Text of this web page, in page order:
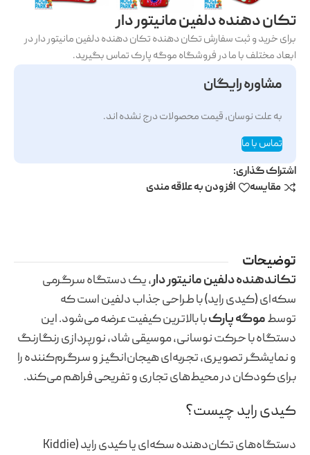
تکان دهنده دلفین مانیتور دار
برای خرید و ثبت سفارش تکان دهنده تکان دهنده دلفین مانیتور دار در
ابعاد مختلف با ما در فروشگاه موگه پارک تماس بگیرید.
مشاوره رایگان
به علت نوسان، قیمت محصولات درج نشده اند.
تماس با ما
اشتراک گذاری:
مقایسه
افزودن به علاقه مندی
توضیحات
تکاندهنده دلفین مانیتور دار، یک دستگاه سرگرمی
سکه‌ای (کیدی راید) با طراحی جذاب دلفین است که
توسطموگه پارکبا بالاترین کیفیت عرضه می‌شود. این
دستگاه با حرکت نوسانی، موسیقی شاد، نورپردازی رنگارنگ
و نمایشگر تصویری، تجربه‌ای هیجان‌انگیز و سرگرم‌کننده را
برای کودکان در محیط‌های تجاری و تفریحی فراهم می‌کند.
کیدی راید چیست؟
دستگاه‌های تکان‌دهنده سکه‌ای یا کیدی راید (Kiddie